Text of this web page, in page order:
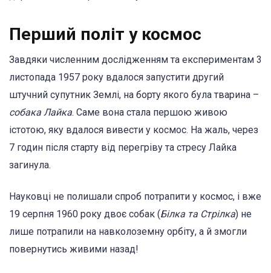
Перший політ у космос
Завдяки численним дослідженням та експериментам 3
листопада 1957 року вдалося запустити другий
штучний супутник Землі, на борту якого була тварина –
собака Лайка. Саме вона стала першою живою
істотою, яку вдалося вивести у космос. На жаль, через
7 годин після старту від перегріву та стресу Лайка
загинула.
Науковці не полишали спроб потрапити у космос, і вже
19 серпня 1960 року двоє собак (Білка та Стрілка) не
лише потрапили на навколоземну орбіту, а й змогли
повернутись живими назад!